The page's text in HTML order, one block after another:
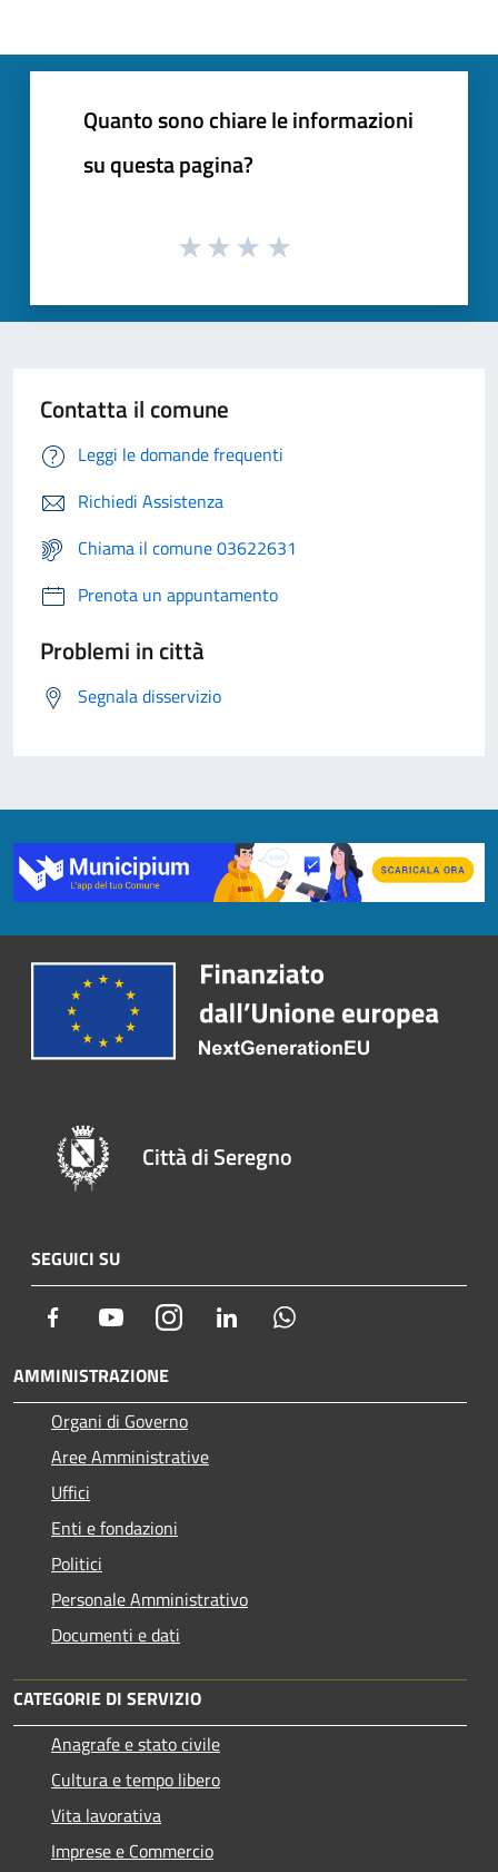
Quanto sono chiare le informazioni
su questa pagina?
Contatta il comune
Leggi le domande frequenti
Richiedi Assistenza
Chiama il comune 03622631
Prenota un appuntamento
Problemi in città
Segnala disservizio
Città di Seregno
SEGUICI SU
Facebook YoutubeInstagram LinkedIn
AMMINISTRAZIONE
Organi di Governo
Aree Amministrative
Uffici
Enti e fondazioni
Politici
Personale Amministrativo
Documenti e dati
CATEGORIE DI SERVIZIO
Anagrafe e stato civile
Cultura e tempo libero
Vita lavorativa
Imprese e Commercio